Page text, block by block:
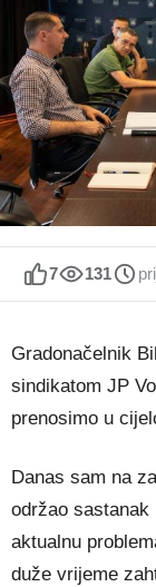
7 131
Gradonačelnik
sindikatom JP
prenosimo u
Danas sam na
održao
aktualnu
duže vrijeme